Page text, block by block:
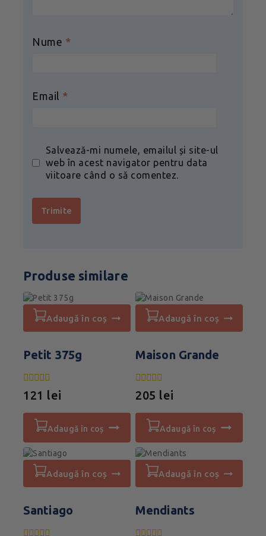
Nume *
Email *
Salvează-mi numele, emailul și site-ul
web în acest navigator pentru data
viitoare când o să comentez.
Produse similare
adaugă în coș
Petit 375g
0
din
121 lei
adaugă în coș
adaugă în coș
Maison Grande
0
din
205 lei
adaugă în coș
adaugă în coș
Santiago
adaugă în coș
Mendiants